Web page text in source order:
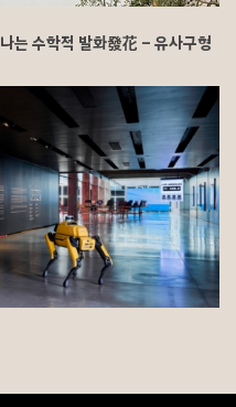
는 수학적 발화發花 – 유사구형